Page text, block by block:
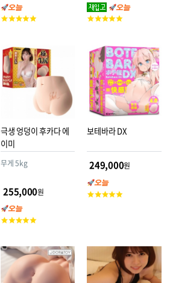
로:650mm 깊
이:550mm 무게:3345g
고
점
고
점
극생 엉덩이 후카다 에
이미
무게 5kg
255,000원
고
점
보테바라 DX
249,000원
고